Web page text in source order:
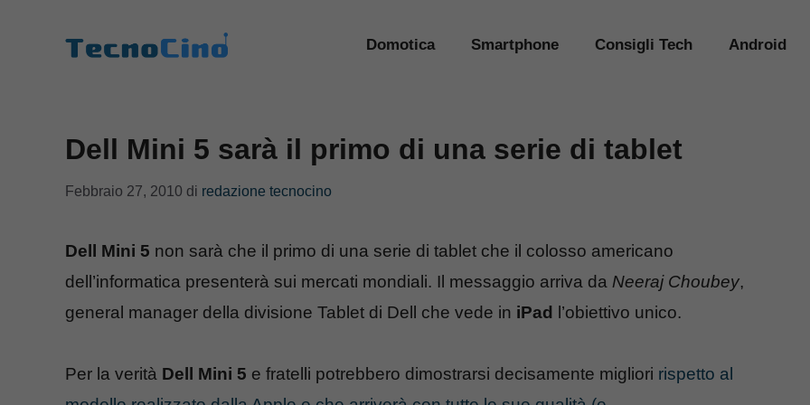
Domotica Smartphone Consigli Tech Android
Dell Mini 5 sarà il primo di una serie di tablet
Febbraio 27, 2010 di redazione tecnocino
Dell Mini 5 non sarà che il primo di una serie di tablet che il colosso americano
dell’informatica presenterà sui mercati mondiali. Il messaggio arriva da Neeraj Choubey,
general manager della divisione Tablet di Dell che vede in iPad l’obiettivo unico.
Per la verità Dell Mini 5 e fratelli potrebbero dimostrarsi decisamente migliori rispetto al